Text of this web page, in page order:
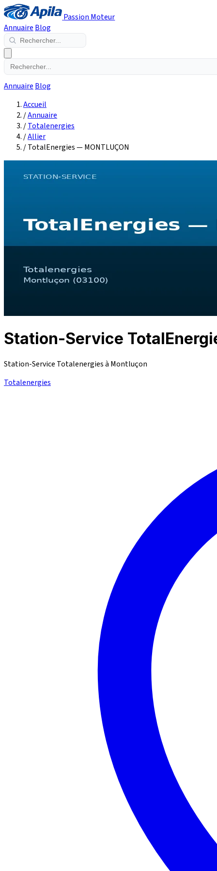
Passion Moteur
Annuaire Blog
Annuaire Blog
Accueil
/Annuaire
/Totalenergies
/Allier
/TotalEnergies — MONTLUÇON
Station-Service
Station-Service Totalenergies à Montluçon
Totalenergies